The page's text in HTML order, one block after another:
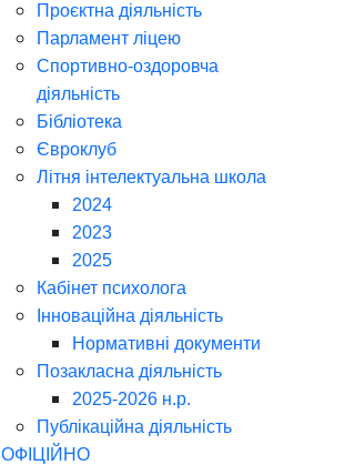
Проєктна діяльність
Парламент ліцею
Спортивно-оздоровча
діяльність
Бібліотека
Євроклуб
Літня інтелектуальна школа
2024
2023
2025
Кабінет психолога
Інноваційна діяльність
Нормативні документи
Позакласна діяльність
2025-2026 н.р.
Публікаційна діяльність
ОФІЦІЙНО